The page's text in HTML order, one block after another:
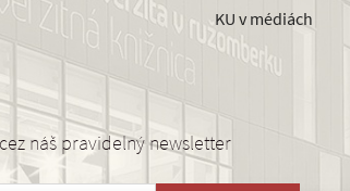
KU v médiách
náš pravidelný newsletter